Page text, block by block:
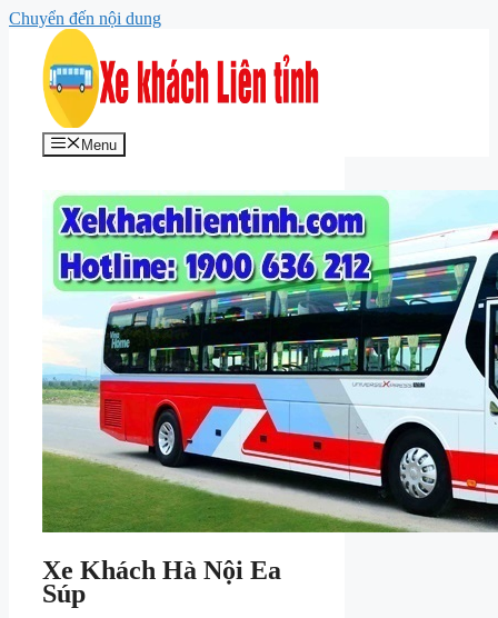
Chuyển đến nội dung
Menu
Xe Khách Hà Nội Ea
Súp